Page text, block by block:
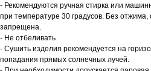
- Рекомендуются ручная стирка или
при температуре 30 градусов. Без
запрещена.
- Не отбеливать
- Сушить изделия рекомендуется на
попадания прямых солнечных лучей.